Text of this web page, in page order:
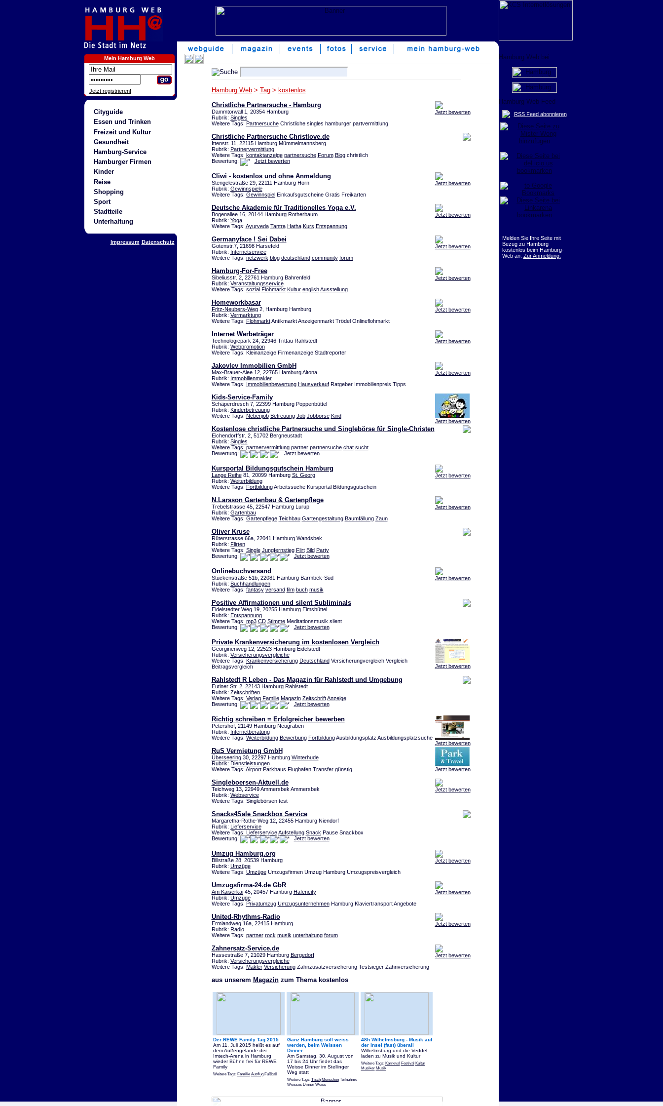
Mein Hamburg Web
Jetzt registrieren!
Cityguide
Essen und Trinken
Freizeit und Kultur
Gesundheit
Hamburg-Service
Hamburger Firmen
Kinder
Reise
Shopping
Sport
Stadtteile
Unterhaltung
Impressum Datenschutz
Hamburg Web> Tag> kostenlos
Jetzt bewerten
Christliche Partnersuche - Hamburg
Dammtorwall 1, 20354 Hamburg
Rubrik: Singles
Weitere Tags: PartnersucheChristliche singles hamburger partvermittlung
Christliche Partnersuche Christlove.de
Ittenstr. 11, 22115 Hamburg Mümmelmannsberg
Rubrik: Partnervermittlung
Weitere Tags: kontaktanzeige partnersuche Forum Blogchristlich
Bewertung:
Jetzt bewerten
Jetzt bewerten
Cliwi - kostenlos und ohne Anmeldung
Stengelestraße 29, 22111 Hamburg Horn
Rubrik: Gewinnspiele
Weitere Tags: GewinnspielEinkaufsgutscheine Gratis Freikarten
Jetzt bewerten
Deutsche Akademie für Traditionelles Yoga e.V.
Bogenallee 16, 20144 Hamburg Rotherbaum
Rubrik: Yoga
Weitere Tags: Ayurveda Tantra Hatha Kurs Entspannung
Jetzt bewerten
Germanyface ! Sei Dabei
Gotenstr.7, 21698 Harsefeld
Rubrik: Internetservice
Weitere Tags: netzwerk blog deutschland community forum
Jetzt bewerten
Hamburg-For-Free
Sibeliusstr. 2, 22761 Hamburg Bahrenfeld
Rubrik: Veranstaltungsservice
Weitere Tags: sozial Flohmarkt Kultur english Ausstellung
Jetzt bewerten
Homeworkbasar
Fritz-Neubers-Weg2, Hamburg Hamburg
Rubrik: Vermarktung
Weitere Tags: FlohmarktAntikmarkt Anzeigenmarkt Trödel Onlineflohmarkt
Jetzt bewerten
Internet Werbeträger
Technologiepark 24, 22946 Trittau Rahlstedt
Rubrik: Webpromotion
Weitere Tags: Kleinanzeige Firmenanzeige Stadtreporter
Jetzt bewerten
Jakovlev Immobilien GmbH
Max-Brauer-Alee 12, 22765 HamburgAltona
Rubrik: Immobilienmakler
Weitere Tags: Immobilienbewertung HausverkaufRatgeber Immobilienpreis Tipps
Jetzt bewerten
Kids-Service-Family
Schäperdresch 7, 22399 Hamburg Poppenbüttel
Rubrik: Kinderbetreuung
Weitere Tags: Nebenjob Betreuung Job Jobbörse Kind
Kostenlose christliche Partnersuche und Singlebörse für Single-Christen
Eichendorffstr. 2, 51702 Bergneustadt
Rubrik: Singles
Weitere Tags: partnervermittlung partner partnersuche chat sucht
Bewertung:
Jetzt bewerten
Jetzt bewerten
Kursportal Bildungsgutschein Hamburg
Lange Reihe81, 20099 Hamburg St. Georg
Rubrik: Weiterbildung
Weitere Tags: FortbildungArbeitssuche Kursportal Bildungsgutschein
Jetzt bewerten
N.Larsson Gartenbau & Gartenpflege
Trebelstrasse 45, 22547 Hamburg Lurup
Rubrik: Gartenbau
Weitere Tags: Gartenpflege Teichbau Gartengestaltung Baumfällung Zaun
Oliver Kruse
Rüterstrasse 66a, 22041 Hamburg Wandsbek
Rubrik: Flirten
Weitere Tags: Single Jungfernstieg Flirt Bild Party
Bewertung:
Jetzt bewerten
Jetzt bewerten
Onlinebuchversand
Stückenstraße 51b, 22081 Hamburg Barmbek-Süd
Rubrik: Buchhandlungen
Weitere Tags: fantasy versand film buch musik
Positive Affirmationen und silent Subliminals
Eidelstedter Weg 19, 20255 Hamburg Eimsbüttel
Rubrik: Entspannung
Weitere Tags: mp3 CD StimmeMeditationsmusik silent
Bewertung:
Jetzt bewerten
Jetzt bewerten
Private Krankenversicherung im kostenlosen Vergleich
Georginenweg 12, 22523 Hamburg Eidelstedt
Rubrik: Versicherungsvergleiche
Weitere Tags: Krankenversicherung DeutschlandVersicherungvergleich Vergleich
Beitragsvergleich
Rahlstedt R Leben - Das Magazin für Rahlstedt und Umgebung
Eutiner Str. 2, 22143 Hamburg Rahlstedt
Rubrik: Zeitschriften
Weitere Tags: Verlag Familie Magazin Zeitschrift Anzeige
Bewertung:
Jetzt bewerten
Jetzt bewerten
Richtig schreiben = Erfolgreicher bewerben
Petershof, 21149 Hamburg Neugraben
Rubrik: Internetberatung
Weitere Tags: Weiterbildung Bewerbung FortbildungAusbildungsplatz Ausbildungsplatzsuche
Jetzt bewerten
RuS Vermietung GmbH
Überseering30, 22297 Hamburg Winterhude
Rubrik: Dienstleistungen
Weitere Tags: Airport Parkhaus Flughafen Transfer günstig
Jetzt bewerten
Singleboersen-Aktuell.de
Teichweg 13, 22949 Ammersbek Ammersbek
Rubrik: Webservice
Weitere Tags: Singlebörsen test
Snacks4Sale Snackbox Service
Margaretha-Rothe-Weg 12, 22455 Hamburg Niendorf
Rubrik: Lieferservice
Weitere Tags: Lieferservice Aufstellung Snack Pause Snackbox
Bewertung:
Jetzt bewerten
Jetzt bewerten
Umzug Hamburg.org
Billstraße 28, 20539 Hamburg
Rubrik: Umzüge
Weitere Tags: UmzügeUmzugsfirmen Umzug Hamburg Umzugspreisvergleich
Jetzt bewerten
Umzugsfirma-24.de GbR
Am Kaiserkai45, 20457 Hamburg Hafencity
Rubrik: Umzüge
Weitere Tags: Privatumzug UmzugsunternehmenHamburg Klaviertransport Angebote
Jetzt bewerten
United-Rhythms-Radio
Ermlandweg 16a, 22415 Hamburg
Rubrik: Radio
Weitere Tags: partner rock musik unterhaltung forum
Jetzt bewerten
Zahnersatz-Service.de
Hassestraße 7, 21029 Hamburg Bergedorf
Rubrik: Versicherungsvergleiche
Weitere Tags: Makler VersicherungZahnzusatzversicherung Testsieger Zahnversicherung
aus unserem Magazinzum Thema kostenlos
Der REWE Family Tag 2015
Am 11. Juli 2015 heißt es auf
dem Außengelände der
Imtech-Arena in Hamburg
wieder Bühne frei für REWE
Family
Weitere Tags: Familie AusflugFußball
Ganz Hamburg soll weiss
werden, beim Weissen
Dinner
Am Samstag, 30. August von
17 bis 24 Uhr findet das
Weisse Dinner im Stellinger
Weg statt
Weitere Tags: Tisch MenschenTeilnahme
Weisses Dinner Weiss
48h Wilhelmsburg - Musik auf
der Insel (fast) überall
Wilhelmsburg und die Veddel
laden zu Musik und Kultur
Weitere Tags: Karneval Festival Kultur
Musiker Musik
RSS Feed abonnieren
Melden Sie Ihre Seite mit
Bezug zu Hamburg
kostenlos beim Hamburg-
Web an. Zur Anmeldung.